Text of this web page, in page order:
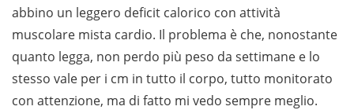
abbino un leggero deficit calorico con attività
muscolare mista cardio. Il problema è che, nonostante
quanto legga, non perdo più peso da settimane e lo
stesso vale per i cm in tutto il corpo, tutto monitorato
con attenzione, ma di fatto mi vedo sempre meglio.